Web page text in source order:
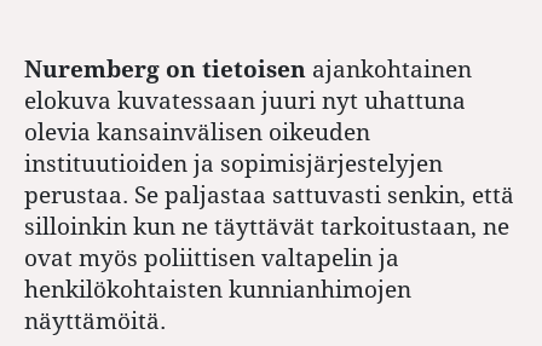
Nuremberg on tietoisen ajankohtainen
elokuva kuvatessaan juuri nyt uhattuna
olevia kansainvälisen oikeuden
instituutioiden ja sopimisjärjestelyjen
perustaa. Se paljastaa sattuvasti senkin, että
silloinkin kun ne täyttävät tarkoitustaan, ne
ovat myös poliittisen valtapelin ja
henkilökohtaisten kunnianhimojen
näyttämöitä.